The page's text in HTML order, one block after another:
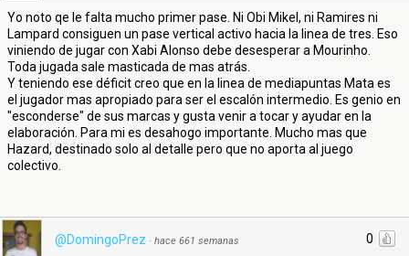
Yo noto qe le falta mucho primer pase. Ni Obi Mikel, ni Ramires ni
Lampard consiguen un pase vertical activo hacia la linea de tres. Eso
viniendo de jugar con Xabi Alonso debe desesperar a Mourinho.
Toda jugada sale masticada de mas atrás.
Y teniendo ese déficit creo que en la linea de mediapuntas Mata es
el jugador mas apropiado para ser el escalón intermedio. Es genio en
"esconderse" de sus marcas y gusta venir a tocar y ayudar en la
elaboración. Para mi es desahogo importante. Mucho mas que
Hazard, destinado solo al detalle pero que no aporta al juego
colectivo.
0
@DomingoPrez · hace 661 semanas